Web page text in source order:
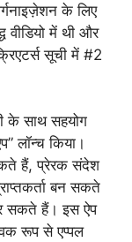
के लिए
वीडियो में थी और
सूची में #2
के साथ सहयोग
लॉन्च किया।
हैं, प्रेरक संदेश
बन सकते
सकते हैं। इस ऐप
रूप से एप्पल